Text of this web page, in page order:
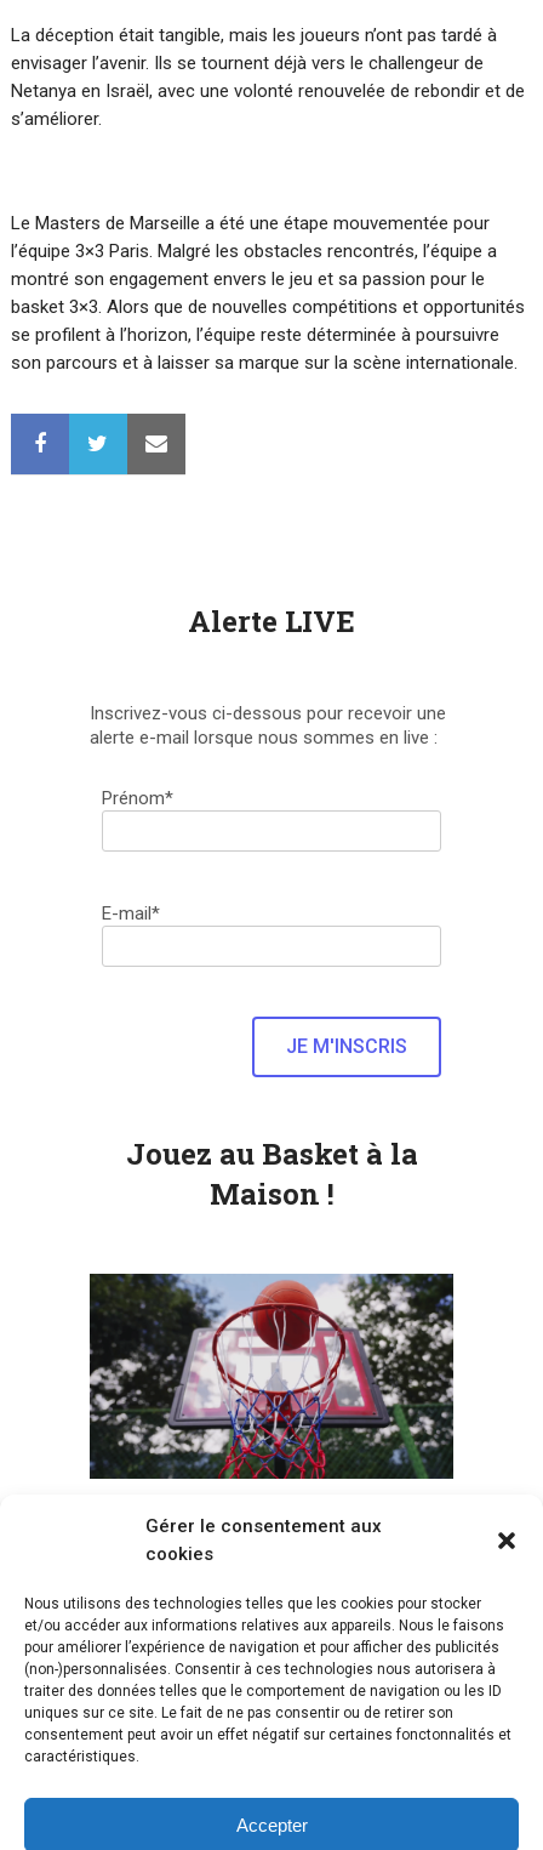
Gérer le consentement aux
cookies
Nous utilisons des technologies telles que les cookies pour stocker
et/ou accéder aux informations relatives aux appareils. Nous le faisons
pour améliorer l’expérience de navigation et pour afficher des publicités
(non-)personnalisées. Consentir à ces technologies nous autorisera à
traiter des données telles que le comportement de navigation ou les ID
uniques sur ce site. Le fait de ne pas consentir ou de retirer son
consentement peut avoir un effet négatif sur certaines fonctonnalités et
caractéristiques.
Accepter
La déception était tangible, mais les joueurs n’ont pas tardé à
envisager l’avenir. Ils se tournent déjà vers le challengeur de
Netanya en Israël, avec une volonté renouvelée de rebondir et de
s’améliorer.
Le Masters de Marseille a été une étape mouvementée pour
l’équipe 3×3 Paris. Malgré les obstacles rencontrés, l’équipe a
montré son engagement envers le jeu et sa passion pour le
basket 3×3. Alors que de nouvelles compétitions et opportunités
se profilent à l’horizon, l’équipe reste déterminée à poursuivre
son parcours et à laisser sa marque sur la scène internationale.
Alerte LIVE
Inscrivez-vous ci-dessous pour recevoir une
alerte e-mail lorsque nous sommes en live :
Prénom*
E-mail*
Jouez au Basket à la
Maison !
Voir tous les paniers